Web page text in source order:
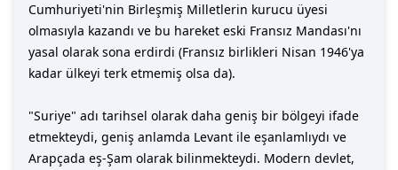
Cumhuriyeti'nin Birleşmiş Milletlerin kurucu üyesi
olmasıyla kazandı ve bu hareket eski Fransız Mandası'nı
yasal olarak sona erdirdi (Fransız birlikleri Nisan 1946'ya
kadar ülkeyi terk etmemiş olsa da).
"Suriye" adı tarihsel olarak daha geniş bir bölgeyi ifade
etmekteydi, geniş anlamda Levant ile eşanlamlıydı ve
Arapçada eş-Şam olarak bilinmekteydi. Modern devlet,